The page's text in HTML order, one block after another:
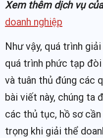
Xem thêm dịch vụ
doanh nghiệp
Như vậy, quá trình
quá trình phức tạp
và tuân thủ đúng các
bài viết này, chúng ta
các thủ tục, hồ sơ
trọng khi giải thể